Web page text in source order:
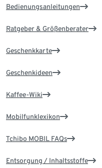
Bedienungsanleitungen
Ratgeber & Größenberater
Geschenkkarte
Geschenkideen
Kaffee-Wiki
Mobilfunklexikon
Tchibo MOBIL FAQs
Entsorgung / Inhaltsstoffe